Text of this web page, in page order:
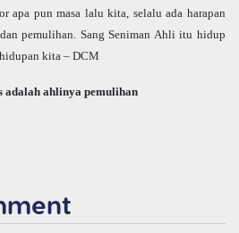
apa pun masa lalu kita, selalu ada harapan
pemulihan. Sang Seniman Ahli itu hidup
kita – DCM
adalah ahlinya pemulihan